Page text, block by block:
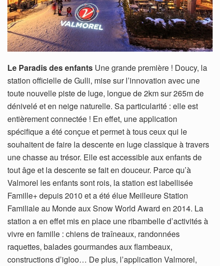
Le Paradis des enfants Une grande première ! Doucy, la
station officielle de Gulli, mise sur l’innovation avec une
toute nouvelle piste de luge, longue de 2km sur 265m de
dénivelé et en neige naturelle. Sa particularité : elle est
entièrement connectée ! En effet, une application
spécifique a été conçue et permet à tous ceux qui le
souhaitent de faire la descente en luge classique à travers
une chasse au trésor. Elle est accessible aux enfants de
tout âge et la descente se fait en douceur. Parce qu’à
Valmorel les enfants sont rois, la station est labellisée
Famille+ depuis 2010 et a été élue Meilleure Station
Familiale au Monde aux Snow World Award en 2014. La
station a en effet mis en place une ribambelle d’activités à
vivre en famille : chiens de traîneaux, randonnées
raquettes, balades gourmandes aux flambeaux,
constructions d’igloo… De plus, l’application Valmorel,